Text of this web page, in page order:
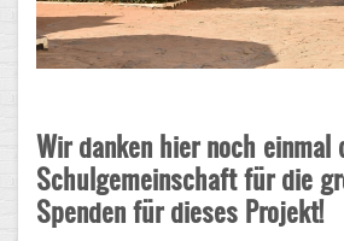
Wir danken hier noch einmal
Schulgemeinschaft für die
Spenden für dieses Projekt!